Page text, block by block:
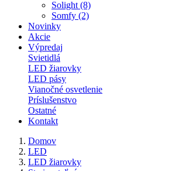
Solight (8)
Somfy (2)
Novinky
Akcie
Výpredaj
Svietidlá
LED žiarovky
LED pásy
Vianočné osvetlenie
Príslušenstvo
Ostatné
Kontakt
Domov
LED
LED žiarovky